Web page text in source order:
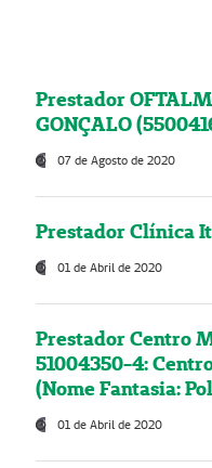
Prestador
GONÇALO
07 de Agosto de 2020
Prestador Clínica
01 de Abril de 2020
Prestador Centro
51004350-4:
(Nome Fantasia:
01 de Abril de 2020